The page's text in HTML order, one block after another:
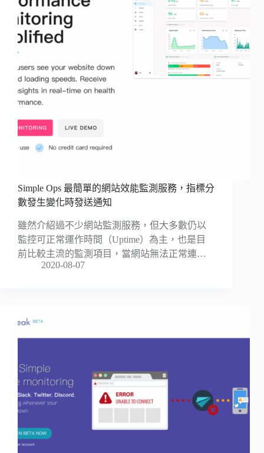
Simple Ops 最簡單的網站效能監測服務，指標分
數發生變化時發送通知
雖然介紹過不少網站監測服務，但大多數仍以
監控可正常運作時間（Uptime）為主，也是目
前比較主流的監測項目，當網站無法正常連…
2020-08-07